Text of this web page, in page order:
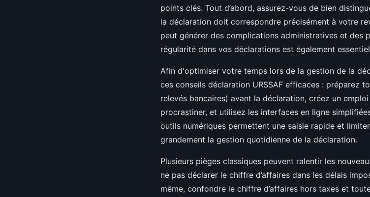
points clés. Tout d’abord, assurez-vous de bien
la déclaration doit correspondre précisément à votre
peut générer des complications administratives et des
régularité dans vos déclarations est également
Afin d'optimiser votre temps lors de la gestion de la
ces conseils déclaration URSSAF efficaces : préparez
relevés bancaires) avant la déclaration, créez un
procrastiner, et utilisez les interfaces en ligne
outils numériques permettent une saisie rapide et
grandement la gestion quotidienne de la déclaration.
Plusieurs pièges classiques peuvent ralentir les
ne pas déclarer le chiffre d’affaires dans les délais
même, confondre le chiffre d’affaires hors taxes et